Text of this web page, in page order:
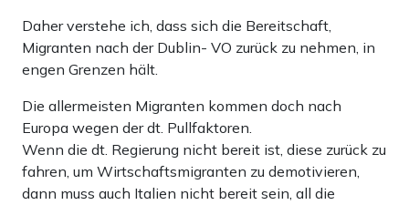
Daher verstehe ich, dass sich die Bereitschaft,
Migranten nach der Dublin- VO zurück zu nehmen, in
engen Grenzen hält.
Die allermeisten Migranten kommen doch nach
Europa wegen der dt. Pullfaktoren.
Wenn die dt. Regierung nicht bereit ist, diese zurück zu
fahren, um Wirtschaftsmigranten zu demotivieren,
dann muss auch Italien nicht bereit sein, all die